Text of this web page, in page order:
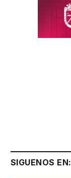
SIGUENOS EN: